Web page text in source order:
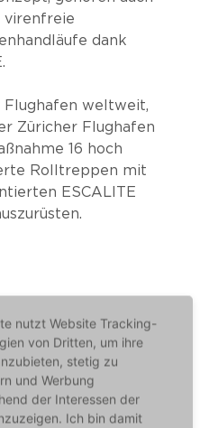
virenfreie
dank
weltweit,
Züricher Flughafen
16 hoch
Rolltreppen mit
ESCALITE
nutzt Website Tracking-
von Dritten, um ihre
stetig zu
und Werbung
der Interessen der
Ich bin damit